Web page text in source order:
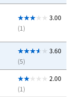
3.00
(1)
3.60
(5)
2.00
(1)